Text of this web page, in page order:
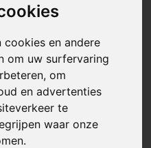
cookies en andere
om uw surfervaring
om
en advertenties
te
waar onze